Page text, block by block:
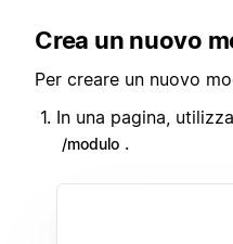
Crea un nuovo
Per creare un nuovo
In una pagina,
/modulo .